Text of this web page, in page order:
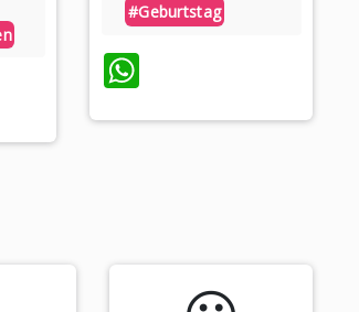
#geburtstag
WhatsApp